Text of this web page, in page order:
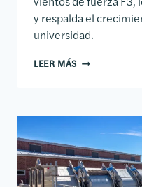
y respalda el
universidad.
LEER MÁS